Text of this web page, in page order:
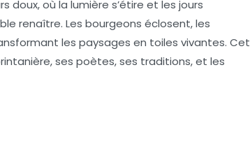
doux, où la lumière s’étire et les jours
renaître. Les bourgeons éclosent, les
les paysages en toiles vivantes. Cet
, ses poètes, ses traditions, et les